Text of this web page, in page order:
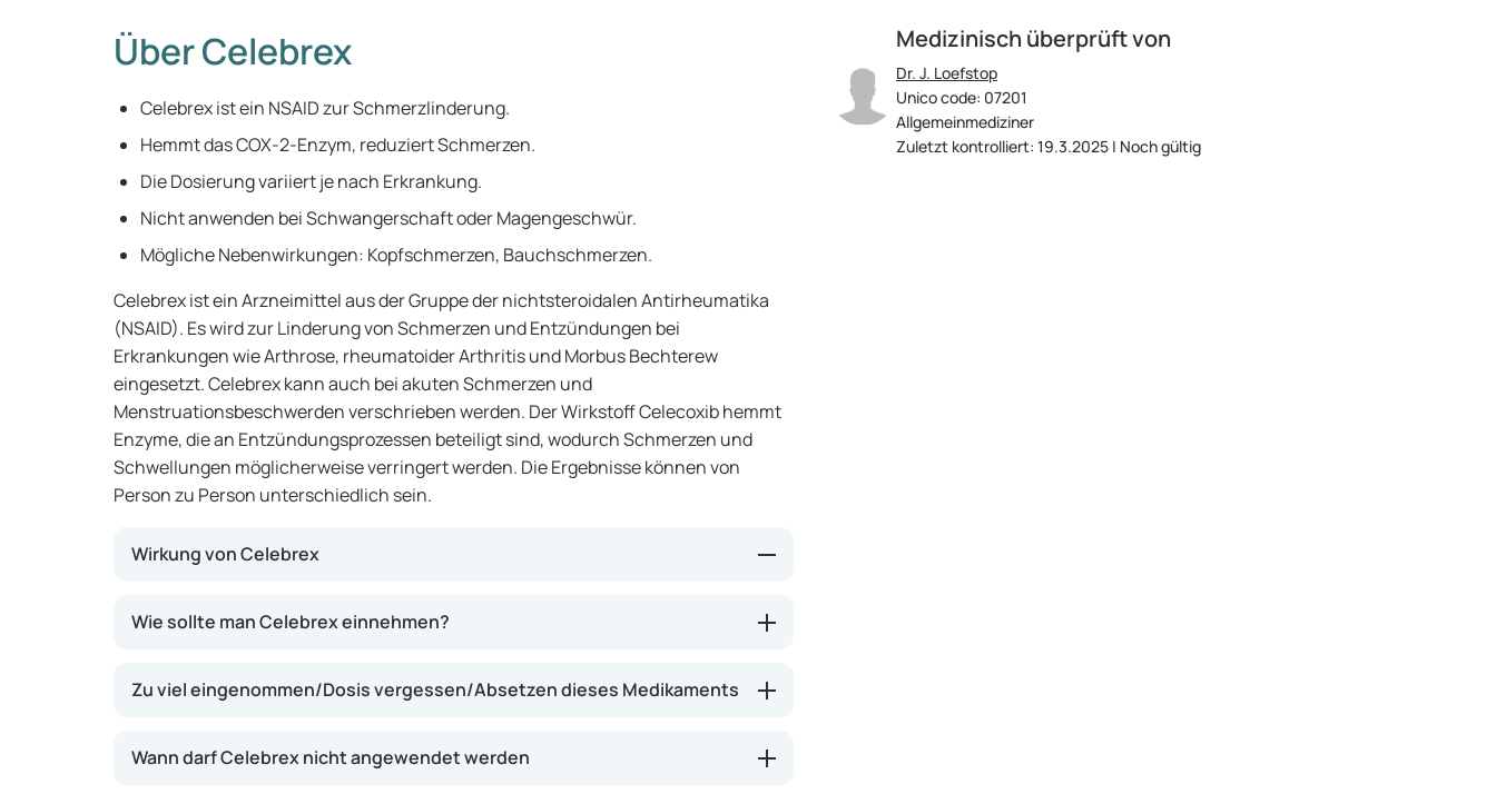
Medizinisch überprüft von
Dr. J. Loefstop
Unico code: 07201
Allgemeinmediziner
Zuletzt kontrolliert: 19.3.2025 | Noch gültig
Über Celebrex
Celebrex ist ein NSAID zur Schmerzlinderung.
Hemmt das COX-2-Enzym, reduziert Schmerzen.
Die Dosierung variiert je nach Erkrankung.
Nicht anwenden bei Schwangerschaft oder Magengeschwür.
Mögliche Nebenwirkungen: Kopfschmerzen, Bauchschmerzen.
Celebrex ist ein Arzneimittel aus der Gruppe der nichtsteroidalen Antirheumatika
(NSAID). Es wird zur Linderung von Schmerzen und Entzündungen bei
Erkrankungen wie Arthrose, rheumatoider Arthritis und Morbus Bechterew
eingesetzt. Celebrex kann auch bei akuten Schmerzen und
Menstruationsbeschwerden verschrieben werden. Der Wirkstoff Celecoxib hemmt
Enzyme, die an Entzündungsprozessen beteiligt sind, wodurch Schmerzen und
Schwellungen möglicherweise verringert werden. Die Ergebnisse können von
Person zu Person unterschiedlich sein.
Wirkung von Celebrex
Dieses Enzym spielt eine Rolle bei der Entstehung von Schmerzen und
helfen, Schmerzen und Schwellungen zu lindern. Es hat weniger Einfluss auf
Magenbeschwerden möglicherweise senkt.
Wie sollte man Celebrex einnehmen?
Zu viel eingenommen/Dosis vergessen/Absetzen dieses Medikaments
Wann darf Celebrex nicht angewendet werden